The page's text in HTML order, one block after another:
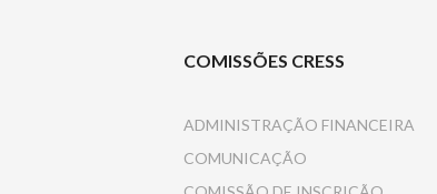
COMISSÕES CRESS
ADMINISTRAÇÃO FINANCEIRA
COMUNICAÇÃO